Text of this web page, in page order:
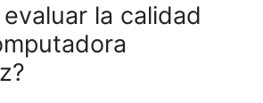
la calidad